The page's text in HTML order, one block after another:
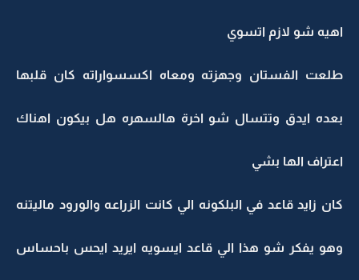
اهيه شو لازم اتسوي
طلعت الفستان وجهزته ومعاه اكسسواراته كان قلبها
بعده ايدق وتتسال شو اخرة هالسهره هل بيكون اهناك
اعتراف الها بشي
كان زايد قاعد في البلكونه الي كانت الزراعه والورود ماليتنه
وهو يفكر شو هذا الي قاعد ايسويه ايريد ايحس باحساس